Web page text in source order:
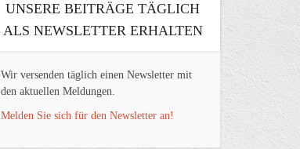
UNSERE BEITRÄGE TÄGLICH
ALS NEWSLETTER ERHALTEN
Wir versenden täglich einen Newsletter mit
den aktuellen Meldungen.
Melden Sie sich für den Newsletter an!